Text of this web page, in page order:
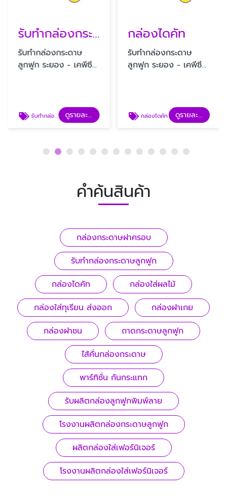
รับทํากล่องกระดาษลูกฟูก
รับทํากล่องกระดาษ
ลูกฟูก ระยอง - เคพีซี
รับทํากล่องกระดาษลูกฟูก ดูรายละเอียด
กล่องไดคัท
รับทํากล่องกระดาษ
ลูกฟูก ระยอง - เคพีซี
กล่องไดคัท ดูรายละเอียด
คำค้นสินค้า
กล่องกระดาษฝาครอบ
รับทํากล่องกระดาษลูกฟูก
กล่องไดคัท
กล่องใส่ผลไม้
กล่องใส่ทุเรียน ส่งออก
กล่องฝาเกย
กล่องฝาชน
ถาดกระดาษลูกฟูก
ไส้คั่นกล่องกระดาษ
พาร์ทิชั่น กันกระแทก
รับผลิตกล่องลูกฟูกพิมพ์ลาย
โรงงานผลิตกล่องกระดาษลูกฟูก
ผลิตกล่องใส่เฟอร์นิเจอร์
โรงงานผลิตกล่องใส่เฟอร์นิเจอร์